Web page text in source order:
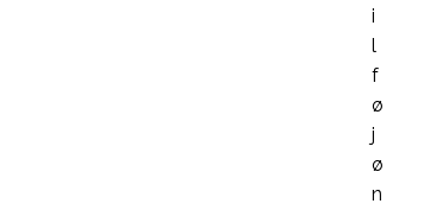
i
l
f
ø
j
ø
n